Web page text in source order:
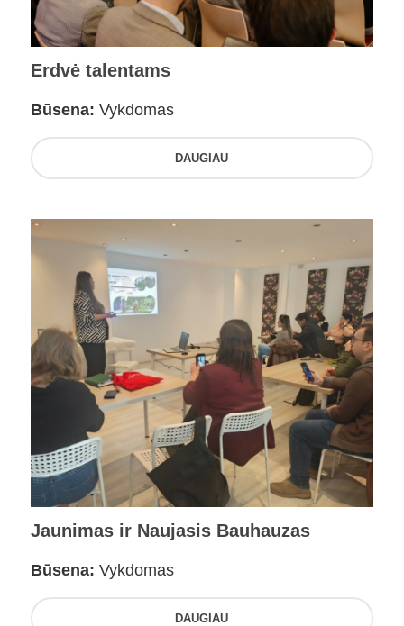
Erdvė talentams
Būsena: Vykdomas
DAUGIAU
Jaunimas ir Naujasis Bauhauzas
Būsena: Vykdomas
DAUGIAU